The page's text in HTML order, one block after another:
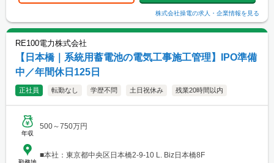
株式会社操電の求人・企業情報を見る
RE100電力株式会社
【日本橋｜系統用蓄電池の電気工事施工管理】IPO準備
中／年間休日125日
正社員 転勤なし 学歴不問 土日祝休み 残業20時間以内
年収
500～750万円
■本社：東京都中央区日本橋2-9-10 L. Biz日本橋8F